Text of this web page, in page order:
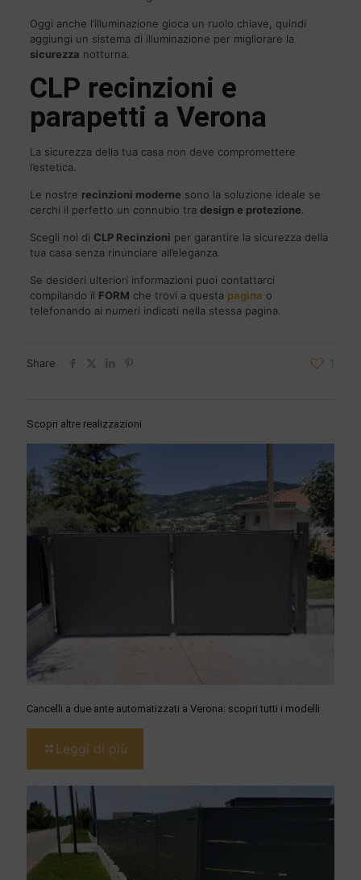
Oggi anche l’illuminazione gioca un ruolo chiave, quindi
aggiungi un sistema di illuminazione per migliorare la
sicurezza notturna.
CLP recinzioni e
parapetti a Verona
La sicurezza della tua casa non deve compromettere
l’estetica.
Le nostre recinzioni moderne sono la soluzione ideale se
cerchi il perfetto un connubio tra design e protezione
Scegli noi di CLPRecinzioni per garantire la sicurezza della
tua casa senza rinunciare all’eleganza.
Se desideri ulteriori informazioni puoi contattarci
compilando il FORM che trovi a questa pagina o
telefonando ai numeri indicati nella stessa pagina.
Share 1
Scopri altre realizzazioni
Cancelli a due ante automatizzati a Verona: scopri tutti i modelli
Leggi di più